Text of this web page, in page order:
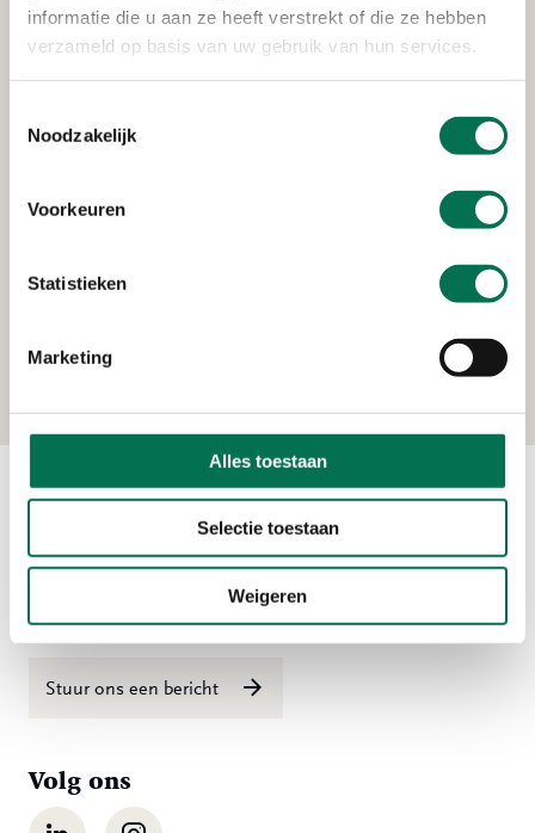
informatie die u aan ze heeft verstrekt of die ze hebben
verzameld op basis van uw gebruik van hun services.
Noodzakelijk
Voorkeuren
Statistieken
Marketing
Alles toestaan
Selectie toestaan
Weigeren
Visscher Scheepsreparatie B.V.
Rijnstraat 315, 3363 EJ Sliedrecht
Ma t/m vr 08:00 tot 16:30 uur
Stuur ons een bericht
Volg ons
LinkedIn Instagram